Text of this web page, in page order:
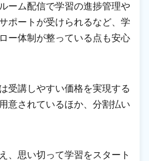
ーム配信で学習の進捗管理や
ポートが受けられるなど、学
ー体制が整っている点も安心
受講しやすい価格を実現する
意されているほか、分割払い
、思い切って学習をスタート